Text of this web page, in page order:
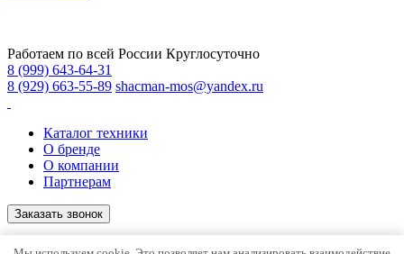
Работаем по всей России Круглосуточно
8 (999) 643-64-31
8 (929) 663-55-89 shacman-mos@yandex.ru
Каталог техники
О бренде
О компании
Партнерам
Заказать звонок
©2022 ООО «ВК-Транзит» — Официальный дилер Shacman